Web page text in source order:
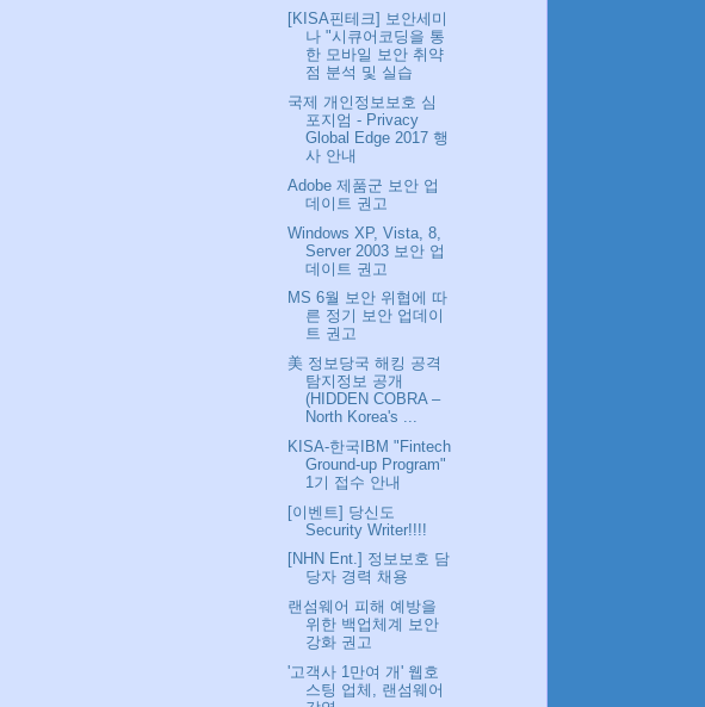
[KISA핀테크] 보안세미
나 "시큐어코딩을 통
한 모바일 보안 취약
점 분석 및 실습
국제 개인정보보호 심
포지엄 - Privacy
Global Edge 2017 행
사 안내
Adobe 제품군 보안 업
데이트 권고
Windows XP, Vista, 8,
Server 2003 보안 업
데이트 권고
MS 6월 보안 위협에 따
른 정기 보안 업데이
트 권고
美 정보당국 해킹 공격
탐지정보 공개
(HIDDEN COBRA –
North Korea's ...
KISA-한국IBM "Fintech
Ground-up Program"
1기 접수 안내
[이벤트] 당신도
Security Writer!!!!
[NHN Ent.] 정보보호 담
당자 경력 채용
랜섬웨어 피해 예방을
위한 백업체계 보안
강화 권고
'고객사 1만여 개' 웹호
스팅 업체, 랜섬웨어